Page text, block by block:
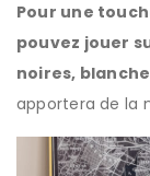
Pour une
pouvez jouer
noires,
apportera de la